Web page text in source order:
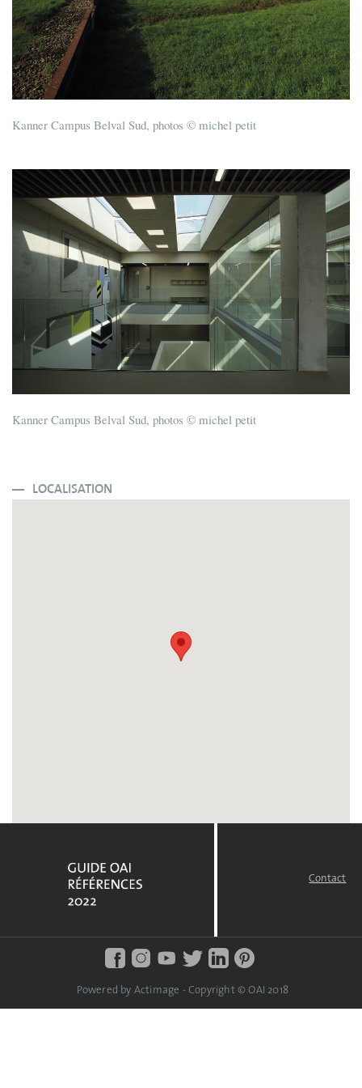
Kanner Campus Belval Sud, photos © michel petit
Kanner Campus Belval Sud, photos © michel petit
LOCALISATION
Contact
Powered by Actimage - Copyright © OAI 2018